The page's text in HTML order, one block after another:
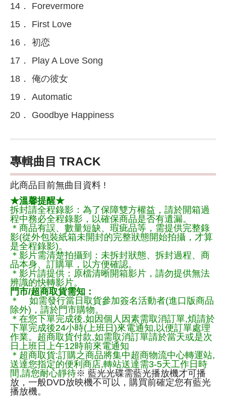
14． Forevermore
15． First Love
16． 初恋
17． Play A Love Song
18． 俺の彼女
19． Automatic
20． Goodbye Happiness
專輯曲目 TRACK
此商品目前無曲目資料 !
★溫馨提醒★
拆封請全程錄影：為了保障雙方權益，請於開箱過
程中務必全程錄影，以確保商品是否有遺漏。
＊商品有誤、數量短缺、瑕疵品等，需提供完整錄
影(從外包裝紙箱未開封的完整狀態開始拍攝，才算
是全程錄影)。
＊影片需清楚拍攝到：未拆封狀態、拆封過程、商
品本身、訂購單，以方便確認。
＊影片請提供：原檔清晰開箱影片，請勿提供無法
辨識的快轉影片。
門市/超商取貨需知：
＊ 如需發行當日取貨參加簽名活動者(進口版商品
除外)，請於門市購物。
＊在您下單完成後,如因個人因素需取消訂單,煩請於
下單完成後24小時(上班日)來電通知,以便訂單處理
作業。超商取貨付款,如需取消訂單請於當天或是次
日上班日上午12時前來電通知
＊超商取貨:訂購之商品將集中超商物流中心轉運站,
送達您指定的便利商店,轉站送達需3-5天工作日時
間,請您耐心靜待※ 藍光光碟需藍光播放機才可播
放，一般DVD放映機不可以，購買前確定您有藍光
播放機。